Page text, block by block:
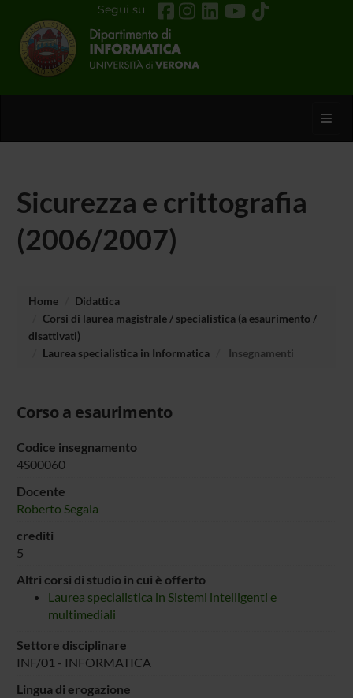
Segui su
Sicurezza e crittografia
(2006/2007)
Home
Didattica
Corsi di laurea magistrale / specialistica (a esaurimento /
disattivati)
Laurea specialistica in Informatica
Insegnamenti
Corso a esaurimento
Codice insegnamento
4S00060
Docente
Roberto Segala
crediti
5
Altri corsi di studio in cui è offerto
Laurea specialistica in Sistemi intelligenti e
multimediali
Settore disciplinare
INF/01 - INFORMATICA
Lingua di erogazione